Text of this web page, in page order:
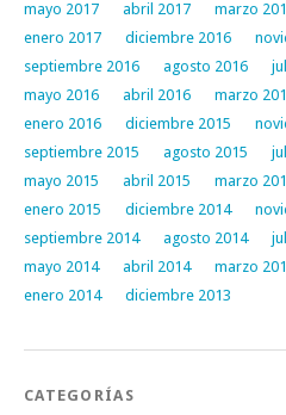
mayo 2017
abril 2017 marzo
enero 2017
diciembre 2016
septiembre 2016
agosto 2016
mayo 2016
abril 2016 marzo
enero 2016
diciembre 2015
septiembre 2015
agosto 2015
mayo 2015
abril 2015 marzo
enero 2015
diciembre 2014
septiembre 2014
agosto 2014
mayo 2014
abril 2014 marzo
enero 2014
diciembre 2013
CATEGORÍAS